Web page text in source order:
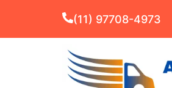
(11) 97708-4973